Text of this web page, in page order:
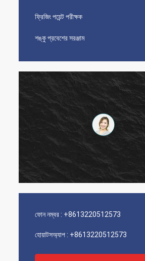
ফ্রিজিং পয়েন্ট পরীক্ষক
শঙ্কু প্রবেশের সরঞ্জাম
ফোন নম্বর : +8613220512573
হোয়াটসঅ্যাপ : +8613220512573